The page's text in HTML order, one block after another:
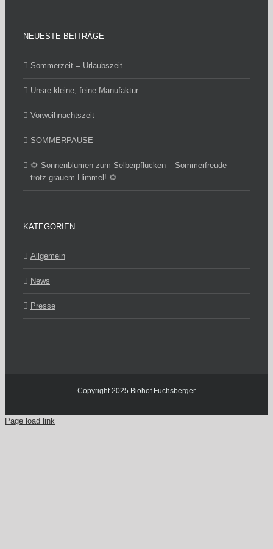
NEUESTE BEITRÄGE
Sommerzeit = Urlaubszeit …
Unsre kleine, feine Manufaktur ..
Vorweihnachtszeit
SOMMERPAUSE
🌻 Sonnenblumen zum Selberpflücken – Sommerfreude
trotz grauem Himmel! 🌻
KATEGORIEN
Allgemein
News
Presse
Copyright 2025 Biohof Fuchsberger
Page load link